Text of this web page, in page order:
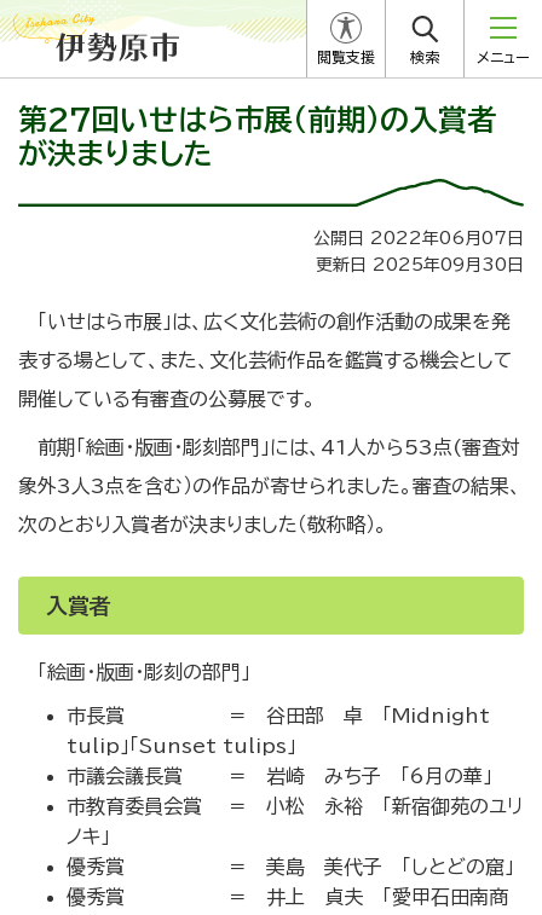
閲覧支援 検索 メニュー
第27回いせはら市展（前期）の入賞者
が決まりました
公開日 2022年06月07日
更新日 2025年09月30日
「いせはら市展」は、広く文化芸術の創作活動の成果を発
表する場として、また、文化芸術作品を鑑賞する機会として
開催している有審査の公募展です。
前期「絵画・版画・彫刻部門」には、41人から53点(審査対
象外3人3点を含む）の作品が寄せられました。審査の結果、
次のとおり入賞者が決まりました（敬称略）。
入賞者
「絵画・版画・彫刻の部門」
市長賞 ＝ 谷田部 卓 「Midnight
tulip」「Sunset tulips」
市議会議長賞 ＝ 岩崎 みち子 「6月の華」
市教育委員会賞 ＝ 小松 永裕 「新宿御苑のユリ
ノキ」
優秀賞 ＝ 美島 美代子 「しとどの窟」
優秀賞 ＝ 井上 貞夫 「愛甲石田南商